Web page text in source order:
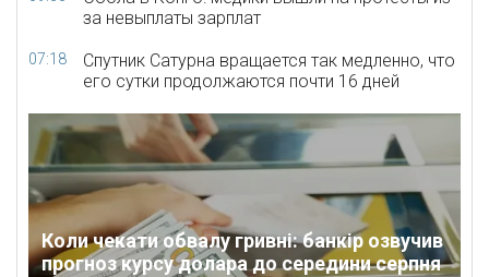
за невыплаты зарплат
07:18
Спутник Сатурна вращается так медленно, что
его сутки продолжаются почти 16 дней
Коли чекати обвалу гривні: банкір озвучив
прогноз курсу долара до середини серпня